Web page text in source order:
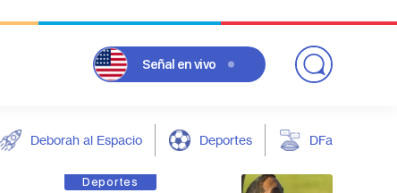
Señal en vivo
Deborah al Espacio Deportes DFarándula
Deportes